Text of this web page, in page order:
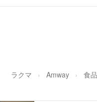
ラクマ Amway 食